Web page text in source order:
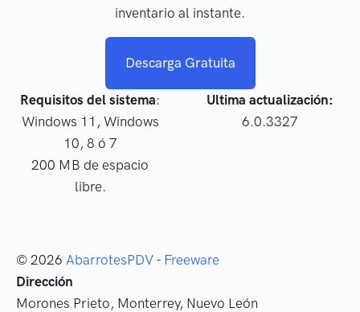
inventario al instante.
Descarga Gratuita
Requisitos del sistema:
Windows 11, Windows
10, 8 ó 7
200 MB de espacio
libre.
Ultima actualización:
6.0.3327
© 2026 AbarrotesPDV - Freeware
Dirección
Morones Prieto, Monterrey, Nuevo León